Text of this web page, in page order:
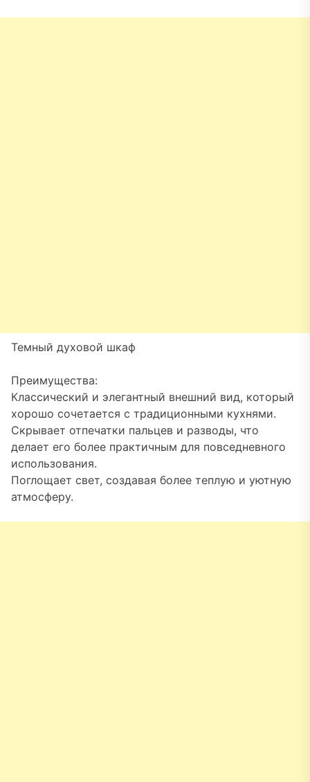
Темный духовой шкаф
Преимущества:
Классический и элегантный внешний вид, который
хорошо сочетается с традиционными кухнями.
Скрывает отпечатки пальцев и разводы, что
делает его более практичным для повседневного
использования.
Поглощает свет, создавая более теплую и уютную
атмосферу.